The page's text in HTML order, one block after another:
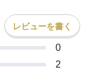
レビューを書く
0
2